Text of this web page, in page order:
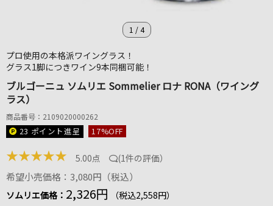
1 /4
プロ使用の本格派ワイングラス！
グラス1脚につきワイン9本同梱可能！
ブルゴーニュ ソムリエ Sommelier ロナ RONA（ワイング
ラス）
商品番号：2109020000262
23 ポイント進呈 17%OFF
★★★★★ 5.00点 (1件の評価）
希望小売価格：3,080円（税込）
ソムリエ価格： 2,326円 （税込2,558円）